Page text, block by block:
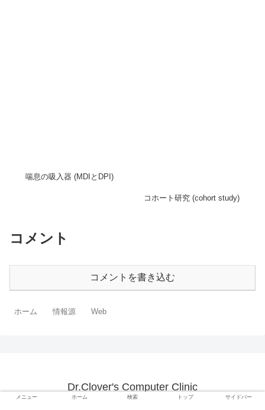
喘息の吸入器 (MDIとDPI)
コホート研究 (cohort study)
コメント
コメントを書き込む
ホーム 情報源 Web
Dr.Clover's Computer Clinic
メニュー ホーム 検索 トップ サイドバー